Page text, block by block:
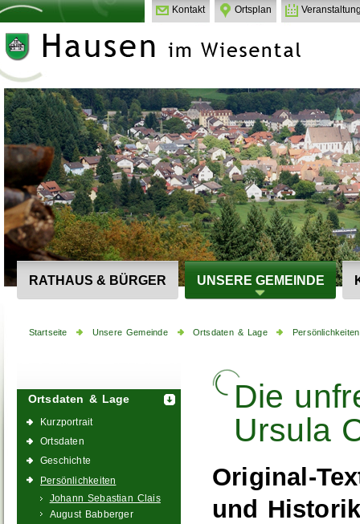
Kontakt Ortsplan
RATHAUS & BÜRGER UNSERE GEMEINDE
Startseite Unsere Gemeinde Ortsdaten & Lage Persönlichkeiten
Ortsdaten & Lage
Kurzportrait
Ortsdaten
Geschichte
Persönlichkeiten
Johann Sebastian Clais
August Babberger
Die
Ursula
Original-
und